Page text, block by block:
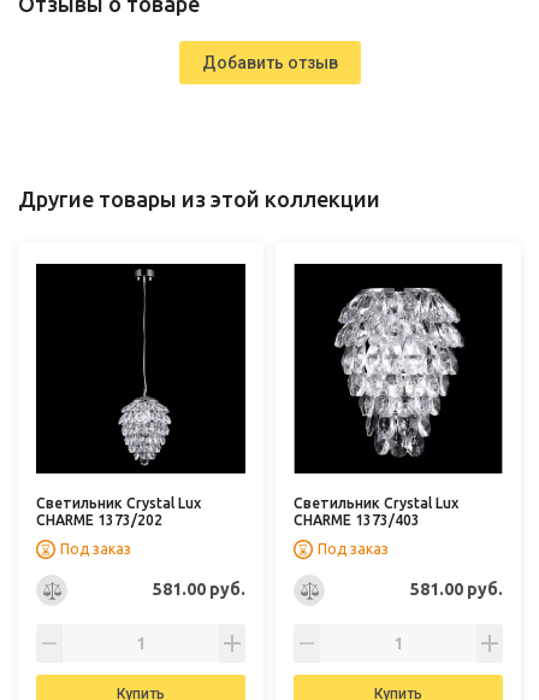
Добавить отзыв
Другие товары из этой коллекции
Светильник Crystal Lux
CHARME 1373/202
Под заказ
581.00 руб.
Купить
Светильник Crystal Lux
CHARME 1373/403
Под заказ
581.00 руб.
Купить